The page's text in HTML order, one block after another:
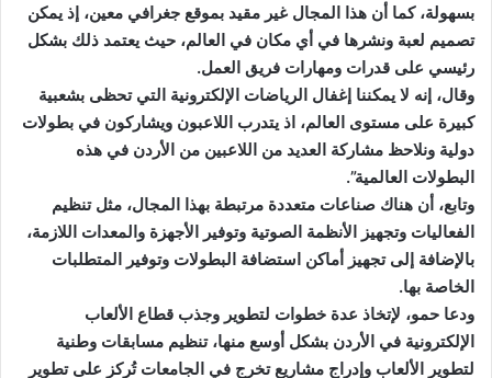
بسهولة، كما أن هذا المجال غير مقيد بموقع جغرافي معين، إذ يمكن
تصميم لعبة ونشرها في أي مكان في العالم، حيث يعتمد ذلك بشكل
رئيسي على قدرات ومهارات فريق العمل.
وقال، إنه لا يمكننا إغفال الرياضات الإلكترونية التي تحظى بشعبية
كبيرة على مستوى العالم، اذ يتدرب اللاعبون ويشاركون في بطولات
دولية ونلاحظ مشاركة العديد من اللاعبين من الأردن في هذه
البطولات العالمية”.
وتابع، أن هناك صناعات متعددة مرتبطة بهذا المجال، مثل تنظيم
الفعاليات وتجهيز الأنظمة الصوتية وتوفير الأجهزة والمعدات اللازمة،
بالإضافة إلى تجهيز أماكن استضافة البطولات وتوفير المتطلبات
الخاصة بها.
ودعا حمو، لإتخاذ عدة خطوات لتطوير وجذب قطاع الألعاب
الإلكترونية في الأردن بشكل أوسع منها، تنظيم مسابقات وطنية
لتطوير الألعاب وإدراج مشاريع تخرج في الجامعات تُركز على تطوير